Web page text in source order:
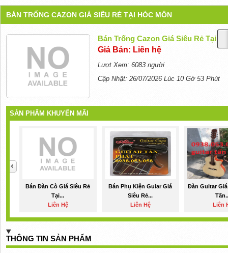
BÁN TRỐNG CAZON GIÁ SIÊU RẺ TẠI HÓC MÔN
Bán Trống Cazon Giá Siêu Rẻ Tại
Giá Bán: Liên hệ
Lượt Xem: 6083 người
Cập Nhật: 26/07/2026 Lúc 10 Gờ 53 Phút
SẢN PHẨM KHUYẾN MÃI
Bán Đàn Cò Giá Siêu Rẻ
Tại...
Liên Hệ
Bán Phụ Kiện Guiar Giá
Siêu Rẻ...
Liên Hệ
Đàn Guitar
Liên
THÔNG TIN SẢN PHẨM